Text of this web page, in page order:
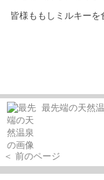
皆様ももしミルキーを
最先端の天然
＜ 前のページ